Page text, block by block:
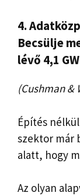
4.
Becsülje
lévő 4,1
(Cushman &
Építés
szektor már
alatt, hogy
Az olyan